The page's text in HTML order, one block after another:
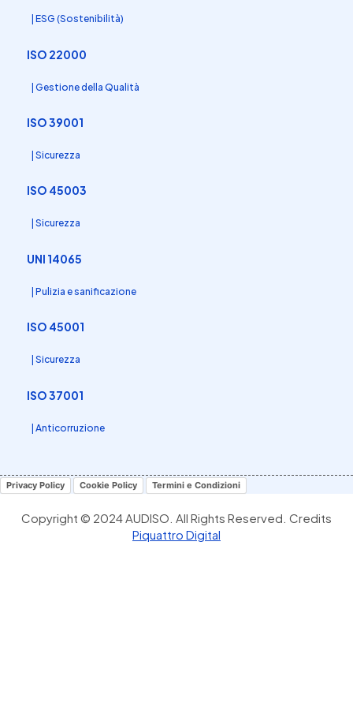
| ESG (Sostenibilità)
ISO 22000
| Gestione della Qualità
ISO 39001
| Sicurezza
ISO 45003
| Sicurezza
UNI 14065
| Pulizia e sanificazione
ISO 45001
| Sicurezza
ISO 37001
| Anticorruzione
Privacy Policy Cookie Policy Termini e Condizioni
Copyright © 2024 AUDISO. All Rights Reserved. Credits
Piquattro Digital